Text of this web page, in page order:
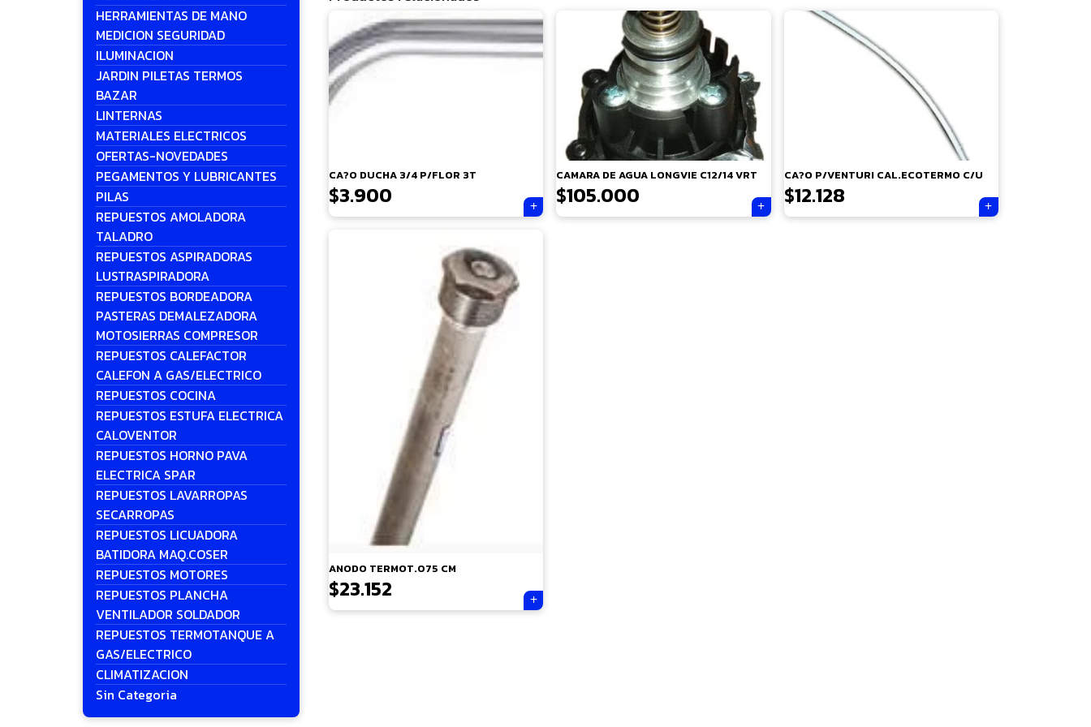
HERRAMIENTAS DE MANO
MEDICION SEGURIDAD
ILUMINACION
JARDIN PILETAS TERMOS
BAZAR
LINTERNAS
MATERIALES ELECTRICOS
OFERTAS-NOVEDADES
PEGAMENTOS Y LUBRICANTES
PILAS
REPUESTOS AMOLADORA
TALADRO
REPUESTOS ASPIRADORAS
LUSTRASPIRADORA
REPUESTOS BORDEADORA
PASTERAS DEMALEZADORA
MOTOSIERRAS COMPRESOR
REPUESTOS CALEFACTOR
CALEFON A GAS/ELECTRICO
REPUESTOS COCINA
REPUESTOS ESTUFA ELECTRICA
CALOVENTOR
REPUESTOS HORNO PAVA
ELECTRICA SPAR
REPUESTOS LAVARROPAS
SECARROPAS
REPUESTOS LICUADORA
BATIDORA MAQ.COSER
REPUESTOS MOTORES
REPUESTOS PLANCHA
VENTILADOR SOLDADOR
REPUESTOS TERMOTANQUE A
GAS/ELECTRICO
CLIMATIZACION
Sin Categoria
CA?O DUCHA 3/4 P/FLOR 3T
$3.900
CAMARA DE AGUA LONGVIE C12/14 VRT
$105.000
CA?O P/VENTURI CAL.ECOTERMO C/U
$12.128
ANODO TERMOT.075 CM
$23.152